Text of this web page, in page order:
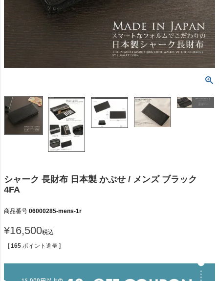
シャーク 長財布 日本製 かぶせ / メンズ ブラック
4FA
商品番号 06000285-mens-1r
¥16,500税込
[ 165 ポイント進呈 ]